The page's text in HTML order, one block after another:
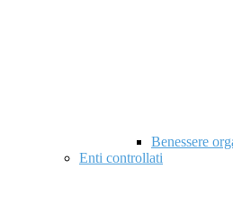
Benessere
Enti controllati